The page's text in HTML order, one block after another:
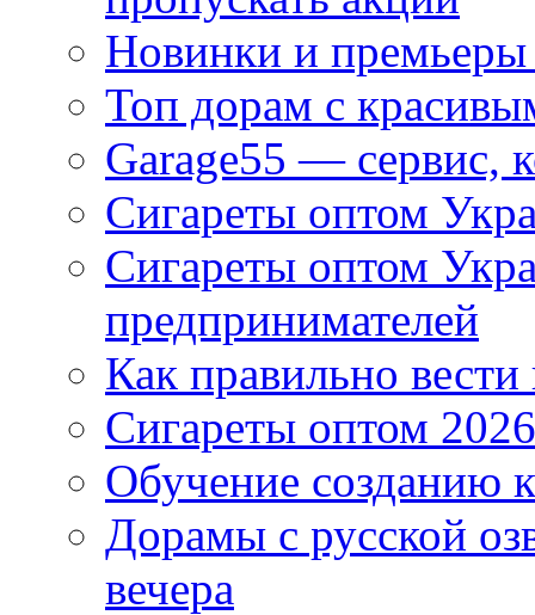
Новинки и
Топ дорам с
Garage55 — сервис,
Сигареты оптом
Сигареты оптом
предпринимателей
Как правильно
Сигареты оптом
Обучение созданию
Дорамы с русской
вечера